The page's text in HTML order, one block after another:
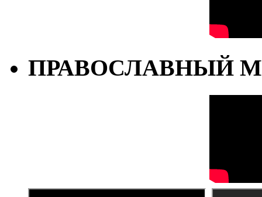
ПРАВОСЛАВНЫЙ